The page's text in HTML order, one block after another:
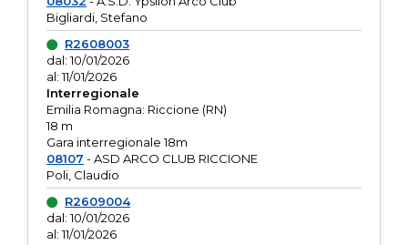
Bigliardi, Stefano
R2608003
dal: 10/01/2026
al: 11/01/2026
Interregionale
Emilia Romagna: Riccione (RN)
18 m
Gara interregionale 18m
08107 - ASD ARCO CLUB RICCIONE
Poli, Claudio
R2609004
dal: 10/01/2026
al: 11/01/2026